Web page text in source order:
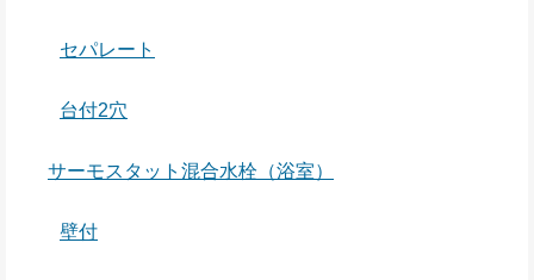
セパレート
台付2穴
サーモスタット混合水栓（浴室）
壁付